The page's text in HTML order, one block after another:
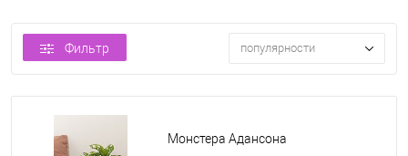
Фильтр популярности
Монстера Адансона